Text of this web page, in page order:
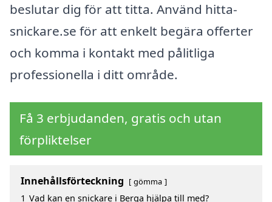
beslutar dig för att titta. Använd hitta-
snickare.se för att enkelt begära offerter
och komma i kontakt med pålitliga
professionella i ditt område.
Få 3 erbjudanden, gratis och utan
förpliktelser
Innehållsförteckning gömma
1 Vad kan en snickare i Berga hjälpa till med?